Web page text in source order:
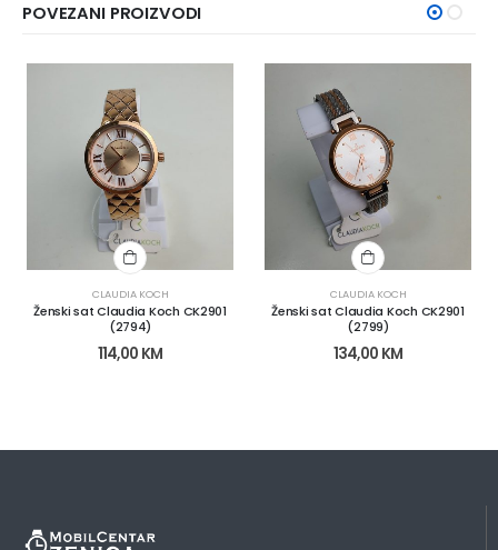
POVEZANI PROIZVODI
CLAUDIA KOCH
Ženski sat Claudia Koch CK2901
(2794)
114,00 KM
CLAUDIA KOCH
Ženski sat Claudia Koch CK2901
(2799)
134,00 KM